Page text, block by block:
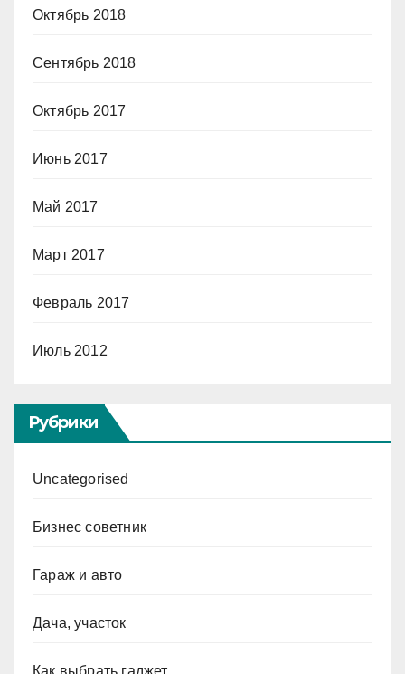
Октябрь 2018
Сентябрь 2018
Октябрь 2017
Июнь 2017
Май 2017
Март 2017
Февраль 2017
Июль 2012
Рубрики
Uncategorised
Бизнес советник
Гараж и авто
Дача, участок
Как выбрать гаджет